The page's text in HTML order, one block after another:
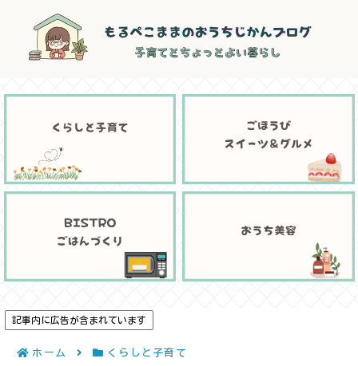
記事内に広告が含まれています
ホーム くらしと子育て